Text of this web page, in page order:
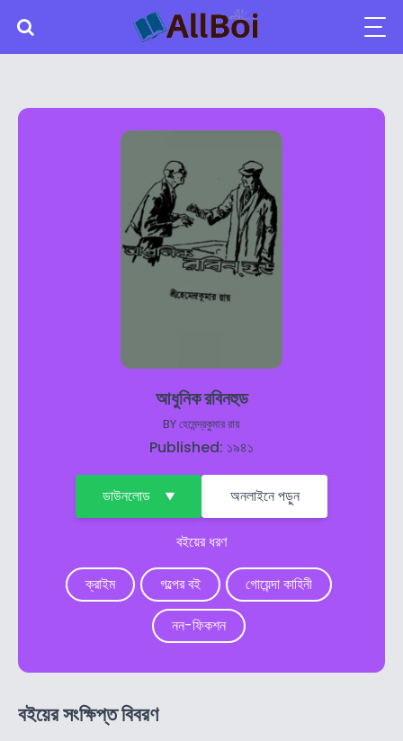
আধুনিক রবিনহুড
BYহেমেন্দ্রকুমার রায়
Published: ১৯৪১
ডাউনলোড অনলাইনে পড়ুন
বইয়ের ধরণ
ক্রাইম গল্পের বই
গোয়েন্দা কাহিনী
নন-ফিকশন
বইয়ের সংক্ষিপ্ত বিবরণ